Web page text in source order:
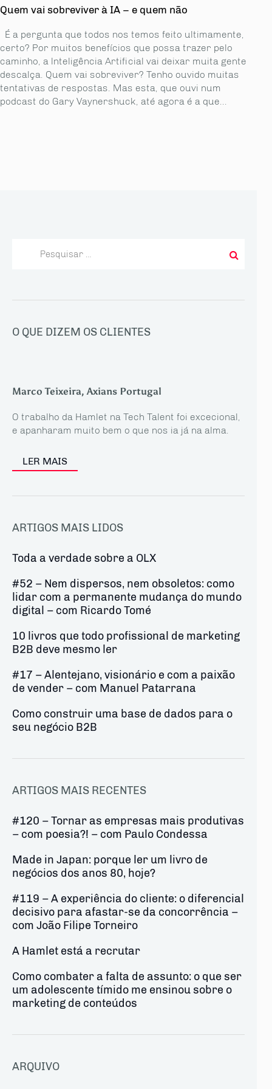
Quem vai sobreviver à IA – e quem não
É a pergunta que todos nos temos feito ultimamente,
certo? Por muitos benefícios que possa trazer pelo
caminho, a lnteligência Artificial vai deixar muita gente
descalça. Quem vai sobreviver? Tenho ouvido muitas
tentativas de respostas. Mas esta, que ouvi num
podcast do Gary Vaynershuck, até agora é a que...
O QUE DIZEM OS CLIENTES
Marco Teixeira, Axians Portugal
O trabalho da Hamlet na Tech Talent foi excecional,
e apanharam muito bem o que nos ia já na alma.
LER MAIS
ARTIGOS MAIS LIDOS
Toda a verdade sobre a OLX
#52 – Nem dispersos, nem obsoletos: como
lidar com a permanente mudança do mundo
digital – com Ricardo Tomé
10 livros que todo profissional de marketing
B2B deve mesmo ler
#17 – Alentejano, visionário e com a paixão
de vender – com Manuel Patarrana
Como construir uma base de dados para o
seu negócio B2B
ARTIGOS MAIS RECENTES
#120 – Tornar as empresas mais produtivas
– com poesia?! – com Paulo Condessa
Made in Japan: porque ler um livro de
negócios dos anos 80, hoje?
#119 – A experiência do cliente: o diferencial
decisivo para afastar-se da concorrência –
com João Filipe Torneiro
A Hamlet está a recrutar
Como combater a falta de assunto: o que ser
um adolescente tímido me ensinou sobre o
marketing de conteúdos
ARQUIVO